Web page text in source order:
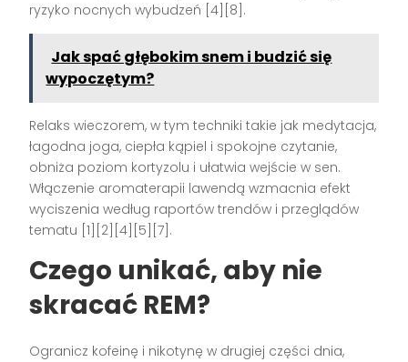
ryzyko nocnych wybudzeń [4][8].
Jak spać głębokim snem i budzić się
wypoczętym?
Relaks wieczorem, w tym techniki takie jak medytacja,
łagodna joga, ciepła kąpiel i spokojne czytanie,
obniża poziom kortyzolu i ułatwia wejście w sen.
Włączenie aromaterapii lawendą wzmacnia efekt
wyciszenia według raportów trendów i przeglądów
tematu [1][2][4][5][7].
Czego unikać, aby nie
skracać REM?
Ogranicz kofeinę i nikotynę w drugiej części dnia,